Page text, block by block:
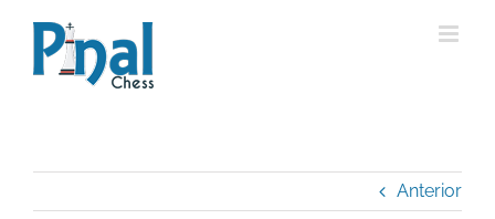
contenido
Anterior